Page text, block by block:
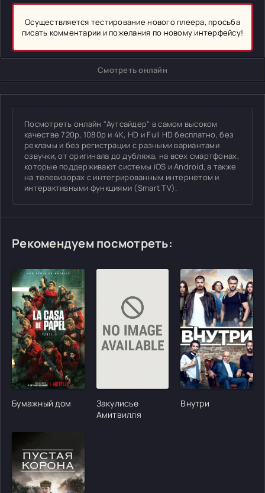
Осуществляется тестирование нового плеера, просьба
писать комментарии и пожелания по новому интерфейсу!
Смотреть онлайн
Посмотреть онлайн "Аутсайдер" в самом высоком
качестве 720p, 1080p и 4K, HD и Full HD бесплатно, без
рекламы и без регистрации с разными вариантами
озвучки, от оригинала до дубляжа, на всех смартфонах,
которые поддерживают системы iOS и Android, а также
на телевизорах с интегрированным интернетом и
интерактивными функциями (Smart TV).
Рекомендуем посмотреть:
[/xfgiven_cvh_poster_urlcvh_poster_url]
Бумажный дом
[/xfgiven_cvh_poster_urlcvh_poster_url]
Закулисье
Амитвилля
[/
Внутри